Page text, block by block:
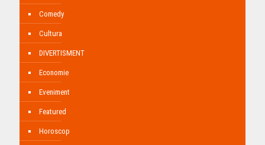
Comedy
Cultura
DIVERTISMENT
Economie
Eveniment
Featured
Horoscop